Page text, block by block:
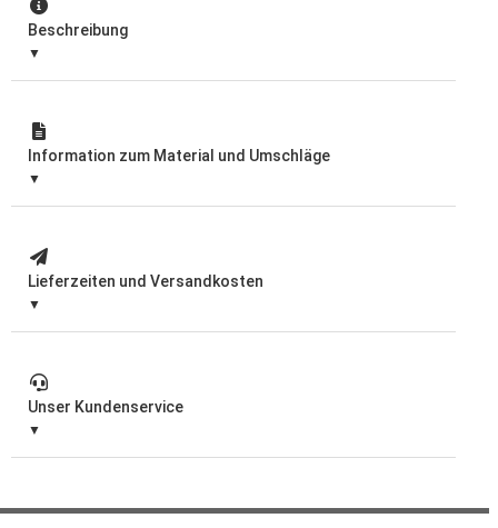
Beschreibung
Information zum Material und Umschläge
Lieferzeiten und Versandkosten
Unser Kundenservice